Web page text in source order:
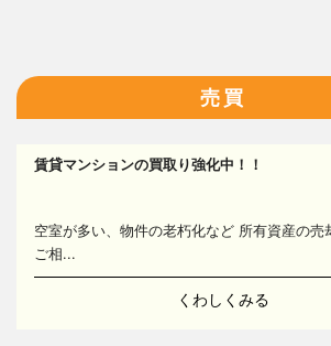
売買
賃貸マンションの買取り強化中！！
空室が多い、物件の老朽化など 所有資産の売
ご相...
くわしくみる